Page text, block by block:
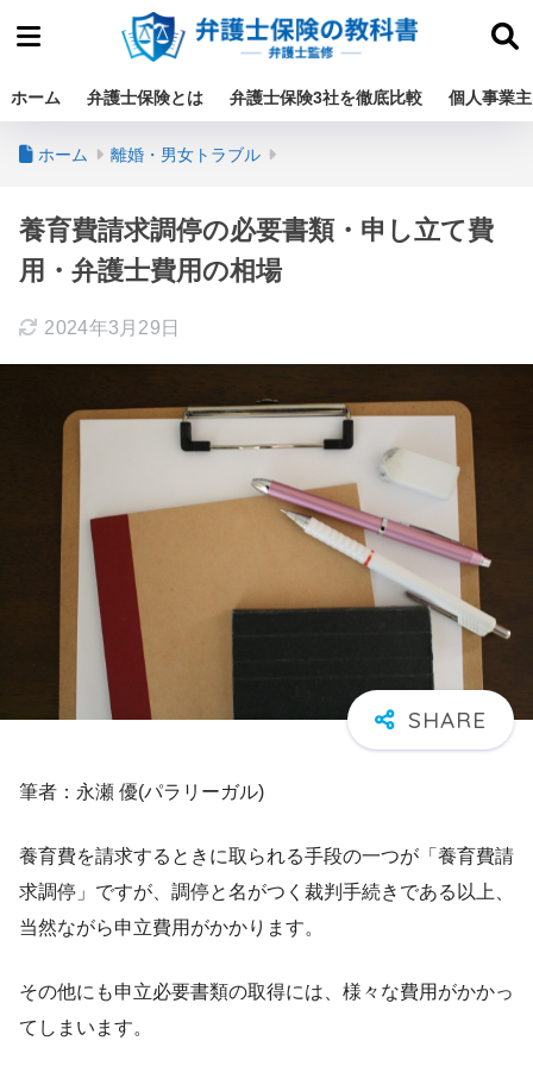
ホーム 弁護士保険とは 弁護士保険3社を徹底比較 個人事業
ホーム 離婚・男女トラブル
養育費請求調停の必要書類・申し立て費
用・弁護士費用の相場
2024年3月29日
筆者：永瀬 優(パラリーガル)
養育費を請求するときに取られる手段の一つが「養育費請
求調停」ですが、調停と名がつく裁判手続きである以上、
当然ながら申立費用がかかります。
その他にも申立必要書類の取得には、様々な費用がかかっ
てしまいます。